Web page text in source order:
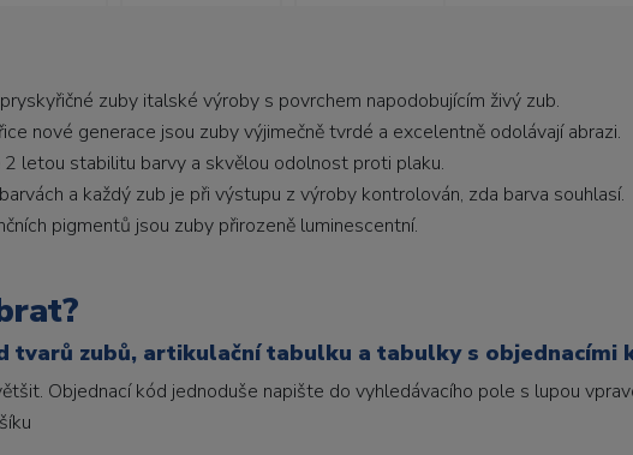
zuby italské výroby s povrchem napodobujícím živý zub.
nové generace jsou zuby výjimečně tvrdé a excelentně odolávají abrazi.
2 letou stabilitu barvy a skvělou odolnost proti plaku.
a každý zub je při výstupu z výroby kontrolován, zda barva souhlasí.
pigmentů jsou zuby přirozeně luminescentní.
tvarů zubů, artikulační tabulku a tabulky s objednacími
Objednací kód jednoduše napište do vyhledávacího pole s lupou